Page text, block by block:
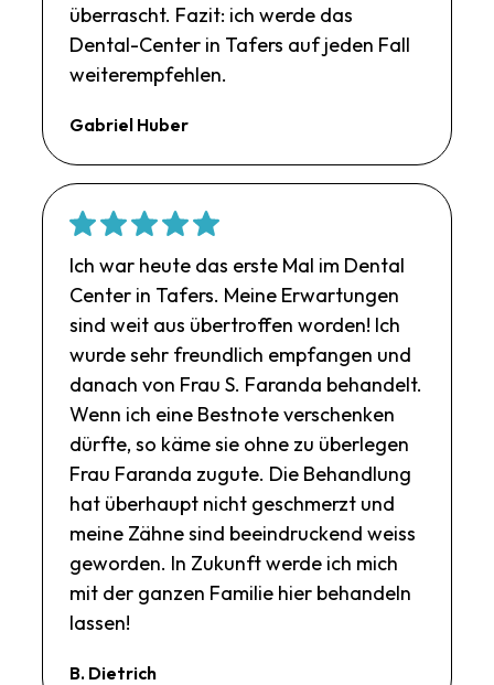
überrascht. Fazit: ich werde das
Dental-Center in Tafers auf jeden Fall
weiterempfehlen.
Gabriel Huber
Ich war heute das erste Mal im Dental
Center in Tafers. Meine Erwartungen
sind weit aus übertroffen worden! Ich
wurde sehr freundlich empfangen und
danach von Frau S. Faranda behandelt.
Wenn ich eine Bestnote verschenken
dürfte, so käme sie ohne zu überlegen
Frau Faranda zugute. Die Behandlung
hat überhaupt nicht geschmerzt und
meine Zähne sind beeindruckend weiss
geworden. In Zukunft werde ich mich
mit der ganzen Familie hier behandeln
lassen!
B. Dietrich